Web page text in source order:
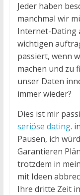
Jeder haben
manchmal wir
Internet-Dating
wichtigen
passiert, wenn
machen und zu
unser Daten
immer wieder?
Dies ist mir
seriöse dating.
Pausen, ich
Garantieren
trotzdem in
mit Ideen
Ihre dritte Zeit